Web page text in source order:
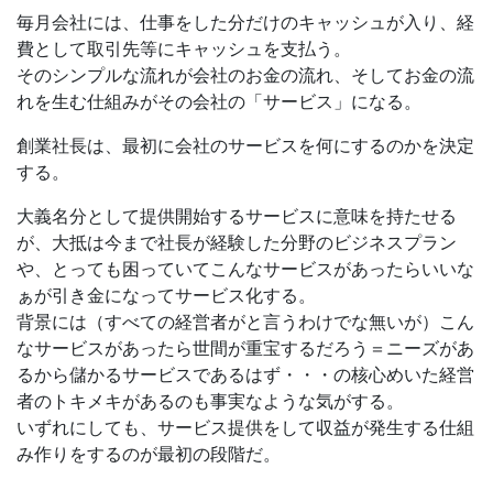
毎月会社には、仕事をした分だけのキャッシュが入り、経
費として取引先等にキャッシュを支払う。
そのシンプルな流れが会社のお金の流れ、そしてお金の流
れを生む仕組みがその会社の「サービス」になる。
創業社長は、最初に会社のサービスを何にするのかを決定
する。
大義名分として提供開始するサービスに意味を持たせる
が、大抵は今まで社長が経験した分野のビジネスプラン
や、とっても困っていてこんなサービスがあったらいいな
ぁが引き金になってサービス化する。
背景には（すべての経営者がと言うわけでな無いが）こん
なサービスがあったら世間が重宝するだろう＝ニーズがあ
るから儲かるサービスであるはず・・・の核心めいた経営
者のトキメキがあるのも事実なような気がする。
いずれにしても、サービス提供をして収益が発生する仕組
み作りをするのが最初の段階だ。